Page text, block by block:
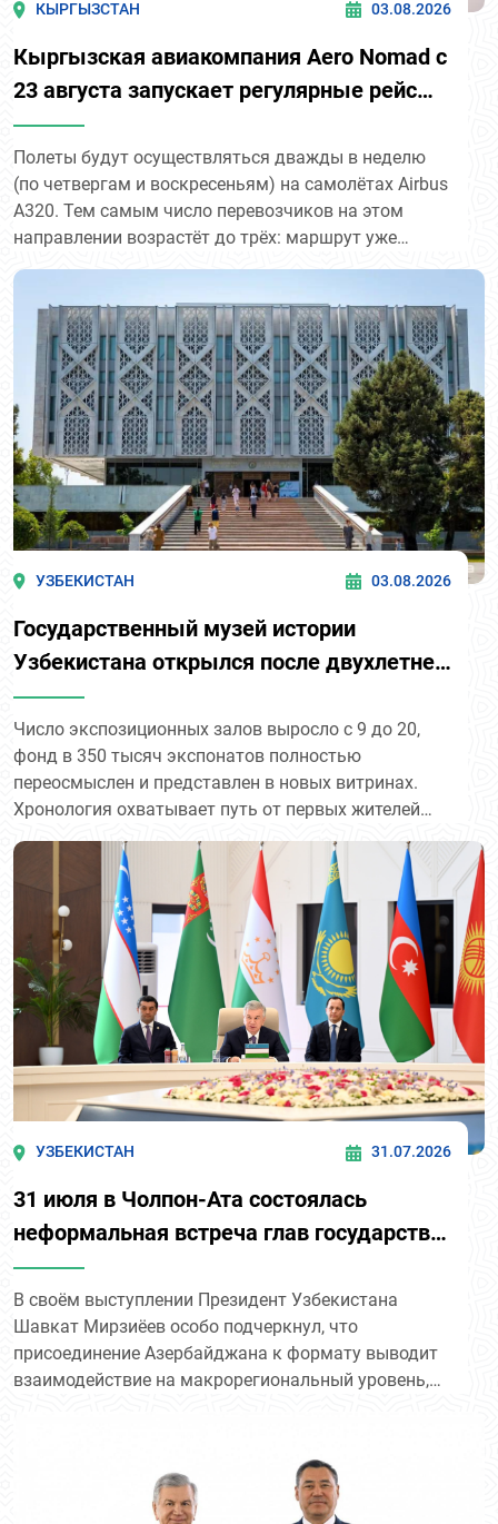
КЫРГЫЗСТАН 03.08.2026
Кыргызская авиакомпания Aero Nomad с
23 августа запускает регулярные рейсы
по маршруту «Бишкек – Ташкент».
Полеты будут осуществляться дважды в неделю
(по четвергам и воскресеньям) на самолётах Airbus
A320. Тем самым число перевозчиков на этом
направлении возрастёт до трёх: маршрут уже
обслуживают Centrum Air и Uzbekistan Airways. В
прямых рейсов из Бишкека в Самарканд и Ургенч.
УЗБЕКИСТАН 03.08.2026
Государственный музей истории
Узбекистана открылся после двухлетней
реконструкции — и теперь входит в
список объектов Всемирного наследия
ЮНЕСКО в составе «Ташкентского
модернизма».
Число экспозиционных залов выросло с 9 до 20,
фонд в 350 тысяч экспонатов полностью
переосмыслен и представлен в новых витринах.
Хронология охватывает путь от первых жителей
Центральной Азии — артефактов пещеры Сельунгур
и останков неандертальца из Тешикташа — до
эпохи Нового Узбекистана. Среди жемчужин
коллекции — экспонаты Кушанской империи из
Фаязтепа и Каратепа, фрагменты росписей
Афрасиаба, коллекции монет Саманидов и
Тимуридов, а также артефакты эпохи Второй
мировой войны и советского периода, впервые
представленные как отдельные тематические
блоки.
УЗБЕКИСТАН 31.07.2026
31 июля в Чолпон-Ата состоялась
неформальная встреча глав государств
Центральной Азии и Азербайджана с
участием президентов Узбекистана,
Азербайджана, Казахстана,
Кыргызстана, Таджикистана и
В своём выступлении Президент Узбекистана
Шавкат Мирзиёев особо подчеркнул, что
присоединение Азербайджана к формату выводит
взаимодействие на макрорегиональный уровень,
Центральную Азию, Южный Кавказ и Афганистан.